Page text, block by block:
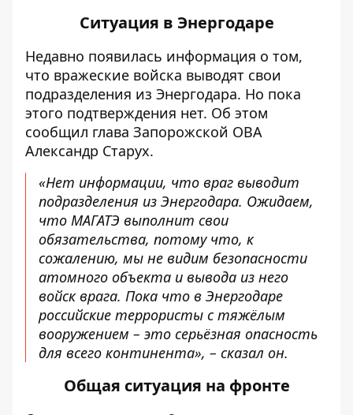
Ситуация в Энергодаре
Недавно появилась информация о том,
что вражеские войска выводят свои
подразделения из Энергодара. Но пока
этого подтверждения нет. Об этом
сообщил глава Запорожской ОВА
Александр Старух.
«Нет информации, что враг выводит
подразделения из Энергодара. Ожидаем,
что МАГАТЭ выполнит свои
обязательства, потому что, к
сожалению, мы не видим безопасности
атомного объекта и вывода из него
войск врага. Пока что в Энергодаре
российские террористы с тяжёлым
вооружением – это серьёзная опасность
для всего континента», – сказал он.
Общая ситуация на фронте